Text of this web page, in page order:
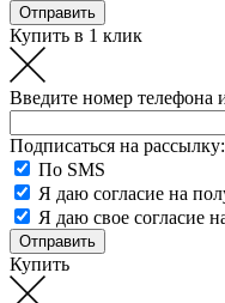
Купить в 1 клик
Введите номер телефона
Подписаться на рассылку:
По SMS
Я даю согласие на
Я даю свое согласие
Купить